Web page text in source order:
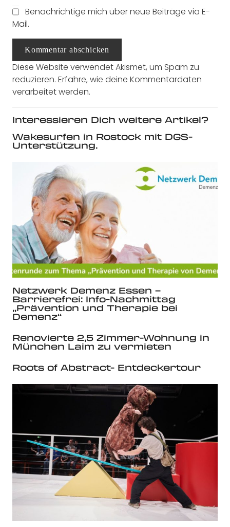
Benachrichtige mich über neue Beiträge via E-
Mail.
Kommentar abschicken
Diese Website verwendet Akismet, um Spam zu
reduzieren. Erfahre, wie deine Kommentardaten
verarbeitet werden.
Interessieren Dich weitere Artikel?
Wakesurfen in Rostock mit DGS-
Unterstützung.
Netzwerk Demenz Essen –
Barrierefrei: Info-Nachmittag
„Prävention und Therapie bei
Demenz“
Renovierte 2,5 Zimmer-Wohnung in
München Laim zu vermieten
Roots of Abstract- Entdeckertour